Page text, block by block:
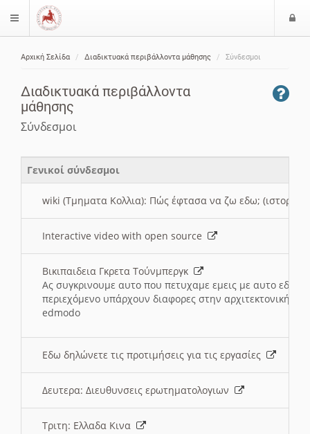
$langMenu
Αρχική Σελίδα Διαδικτυακά περιβάλλοντα μάθησης Σύνδεσμοι
Διαδικτυακά περιβάλλοντα
μάθησης
Σύνδεσμοι
Γενικοί σύνδεσμοι
wiki (Τμηματα Κολλια): Πώς έφτασα να ζω εδω; (ιστορια)
Interactive video with open source
Βικιπαιδεια Γκρετα Τούνμπεργκ
Ας συγκρινουμε αυτο που πετυχαμε εμεις με αυτο εδω
περιεχόμενο υπάρχουν διαφορες στην αρχιτεκτονική
edmodo
Εδω δηλώνετε τις προτιμήσεις για τις εργασίες
Δευτερα: Διευθυνσεις ερωτηματολογιων
Τριτη: Ελλαδα Κινα